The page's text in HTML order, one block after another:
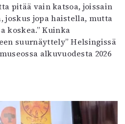
pitää vain katsoa, joissain
joskus jopa haistella, mutta
koskea.” Kuinka
suurnäyttely” Helsingissä
alkuvuodesta 2026